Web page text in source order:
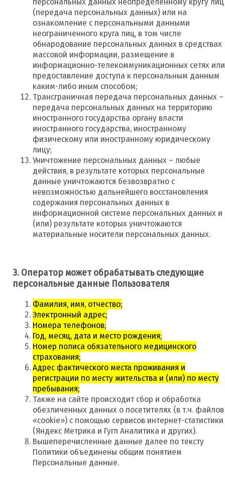
(передача персональных данных) или на
ознакомление с персональными данными
неограниченного круга лиц, в том числе
обнародование персональных данных в средствах
массовой информации, размещение в
информационно-телекоммуникационных сетях или
предоставление доступа к персональным данным
каким-либо иным способом;
Трансграничная передача персональных данных –
передача персональных данных на территорию
иностранного государства органу власти
иностранного государства, иностранному
физическому или иностранному юридическому
лицу;
Уничтожение персональных данных – любые
действия, в результате которых персональные
данные уничтожаются безвозвратно с
невозможностью дальнейшего восстановления
содержания персональных данных в
информационной системе персональных данных и
(или) результате которых уничтожаются
материальные носители персональных данных.
3. Оператор может обрабатывать следующие
персональные данные Пользователя
Фамилия, имя, отчество;
Электронный адрес;
Номера телефонов;
Год, месяц, дата и место рождения;
Номер полиса обязательного медицинского
страхования;
Адрес фактического места проживания и
регистрации по месту жительства и (или) по месту
пребывания;
Также на сайте происходит сбор и обработка
обезличенных данных о посетителях (в т.ч. файлов
«cookie») с помощью сервисов интернет-статистики
(Яндекс Метрика и Гугл Аналитика и других).
Вышеперечисленные данные далее по тексту
Политики объединены общим понятием
Персональные данные.